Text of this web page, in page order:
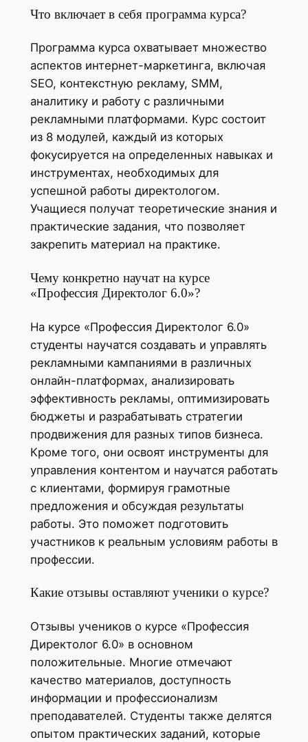
Что включает в себя программа курса?
Программа курса охватывает множество
аспектов интернет-маркетинга, включая
SEO, контекстную рекламу, SMM,
аналитику и работу с различными
рекламными платформами. Курс состоит
из 8 модулей, каждый из которых
фокусируется на определенных навыках и
инструментах, необходимых для
успешной работы директологом.
Учащиеся получат теоретические знания и
практические задания, что позволяет
закрепить материал на практике.
Чему конкретно научат на курсе
«Профессия Директолог 6.0»?
На курсе «Профессия Директолог 6.0»
студенты научатся создавать и управлять
рекламными кампаниями в различных
онлайн-платформах, анализировать
эффективность рекламы, оптимизировать
бюджеты и разрабатывать стратегии
продвижения для разных типов бизнеса.
Кроме того, они освоят инструменты для
управления контентом и научатся работать
с клиентами, формируя грамотные
предложения и обсуждая результаты
работы. Это поможет подготовить
участников к реальным условиям работы в
профессии.
Какие отзывы оставляют ученики о курсе?
Отзывы учеников о курсе «Профессия
Директолог 6.0» в основном
положительные. Многие отмечают
качество материалов, доступность
информации и профессионализм
преподавателей. Студенты также делятся
опытом практических заданий, которые